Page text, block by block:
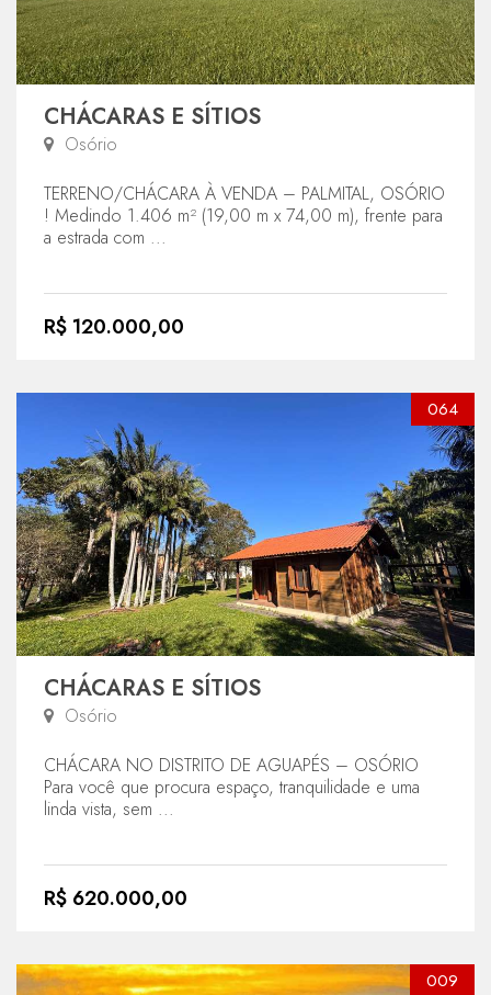
CHÁCARAS E SÍTIOS
Osório
TERRENO/CHÁCARA À VENDA – PALMITAL, OSÓRIO
! Medindo 1.406 m² (19,00 m x 74,00 m), frente para
a estrada com ...
R$ 120.000,00
064
CHÁCARAS E SÍTIOS
Osório
CHÁCARA NO DISTRITO DE AGUAPÉS – OSÓRIO
Para você que procura espaço, tranquilidade e uma
linda vista, sem ...
R$ 620.000,00
009